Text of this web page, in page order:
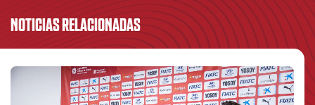
NOTICIAS RELACIONADAS